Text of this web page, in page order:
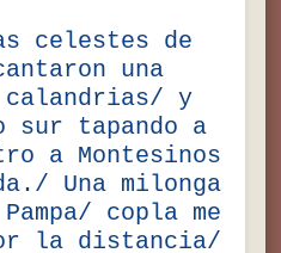
celestes de
una
calandrias/ y
sur tapando a
a Montesinos
Una milonga
copla me
la distancia/